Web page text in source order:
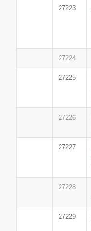
27223
27224
27225
27226
27227
27228
27229